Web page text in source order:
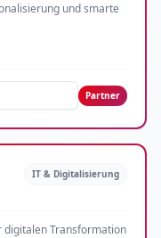
und smarte
Partner
IT & Digitalisierung
digitalen Transformation